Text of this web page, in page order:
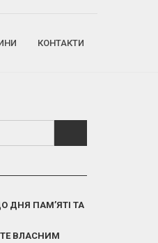
КОНТАКТИ
ДНЯ ПАМ’ЯТІ ТА
ВЛАСНИМ